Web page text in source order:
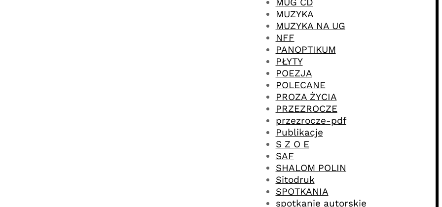
MUZYKA
MUZYKA NA UG
NFF
PANOPTIKUM
PŁYTY
POEZJA
POLECANE
PROZA ŻYCIA
PRZEZROCZE
przezrocze-pdf
Publikacje
S Z O E
SAF
SHALOM POLIN
Sitodruk
SPOTKANIA
spotkanie autorskie